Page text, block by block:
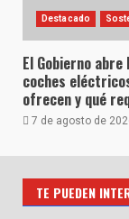
Destacado
El Gobierno
coches
ofrecen y qué
7 de agosto de
TE PUEDEN